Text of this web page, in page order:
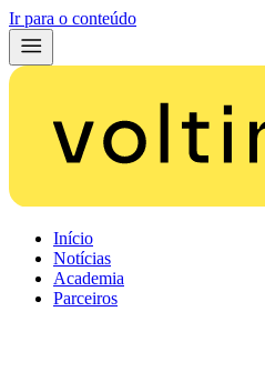
Ir para o conteúdo
Início
Notícias
Academia
Parceiros